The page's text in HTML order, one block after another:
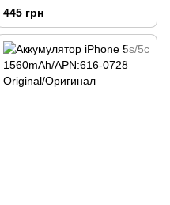
Original/Оригинал
445 грн